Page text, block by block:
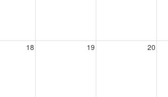
18 19 20